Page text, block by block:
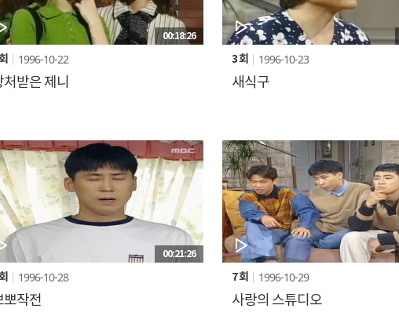
00:18:26
1996-10-22
처받은 제니
3 회 1996-10-23
새식구
00:21:26
1996-10-28
뽀작전
7 회 1996-10-29
사랑의 스튜디오